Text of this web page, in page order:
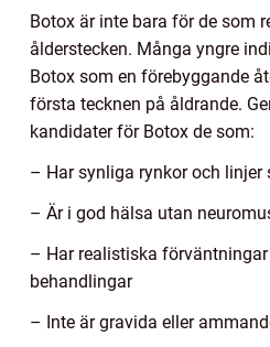
Botox är inte bara för de som
ålderstecken. Många yngre
Botox som en förebyggande
första tecknen på åldrande.
kandidater för Botox de som:
– Har synliga rynkor och linjer
– Är i god hälsa utan
– Har realistiska
behandlingar
– Inte är gravida eller